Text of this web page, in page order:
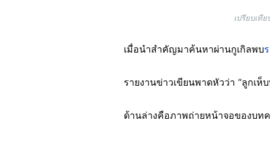
เปรียบเที
เมื่อนำสำคัญมาค้นหาผ่านกูเกิลพบ
รายงานข่าวเขียนพาดหัวว่า “ลูกเ
ด้านล่างคือภาพถ่ายหน้าจอของบท